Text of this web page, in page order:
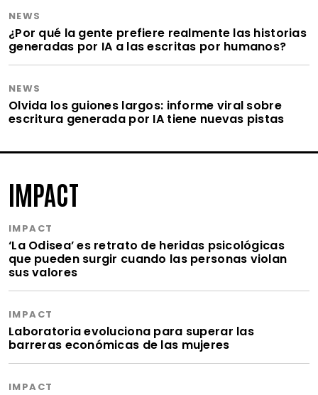
NEWS
¿Por qué la gente prefiere realmente las historias
generadas por IA a las escritas por humanos?
NEWS
Olvida los guiones largos: informe viral sobre
escritura generada por IA tiene nuevas pistas
IMPACT
IMPACT
‘La Odisea’ es retrato de heridas psicológicas
que pueden surgir cuando las personas violan
sus valores
IMPACT
Laboratoria evoluciona para superar las
barreras económicas de las mujeres
IMPACT